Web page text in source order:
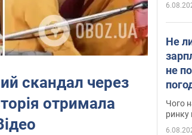
скандал через
отримала
Не
не
Чого
ринку